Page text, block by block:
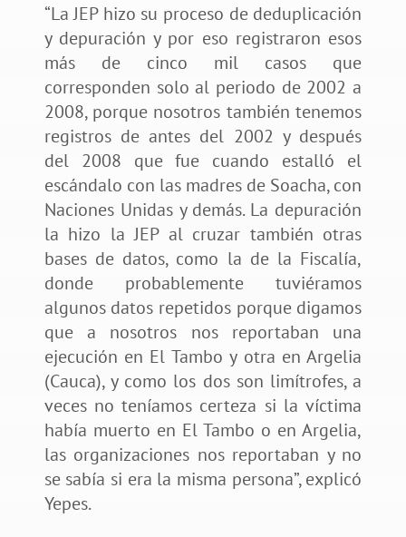
“La JEP hizo su proceso de deduplicación
y depuración y por eso registraron esos
más de cinco mil casos que
corresponden solo al periodo de 2002 a
2008, porque nosotros también tenemos
registros de antes del 2002 y después
del 2008 que fue cuando estalló el
escándalo con las madres de Soacha, con
Naciones Unidas y demás. La depuración
la hizo la JEP al cruzar también otras
bases de datos, como la de la Fiscalía,
donde probablemente tuviéramos
algunos datos repetidos porque digamos
que a nosotros nos reportaban una
ejecución en El Tambo y otra en Argelia
(Cauca), y como los dos son limítrofes, a
veces no teníamos certeza si la víctima
había muerto en El Tambo o en Argelia,
las organizaciones nos reportaban y no
se sabía si era la misma persona”, explicó
Yepes.